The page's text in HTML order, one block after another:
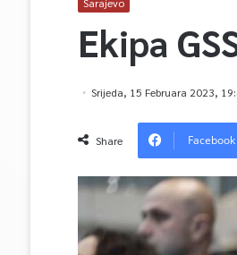
Ekipa
Srijeda, 15 Februara 2023,
Share Facebook